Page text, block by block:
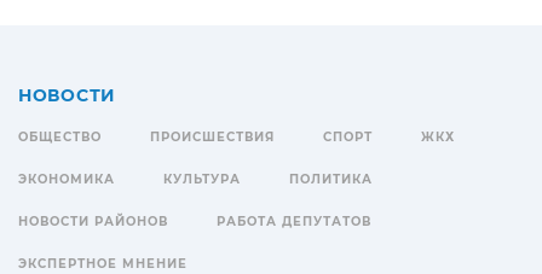
НОВОСТИ
ОБЩЕСТВО ПРОИСШЕСТВИЯ СПОРТ ЖКХ
ЭКОНОМИКА КУЛЬТУРА ПОЛИТИКА
НОВОСТИ РАЙОНОВ РАБОТА ДЕПУТАТОВ
ЭКСПЕРТНОЕ МНЕНИЕ